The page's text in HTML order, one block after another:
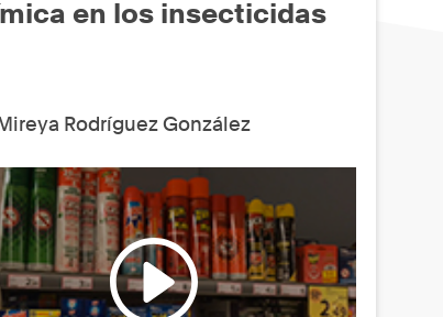
en los insecticidas
Rodríguez González